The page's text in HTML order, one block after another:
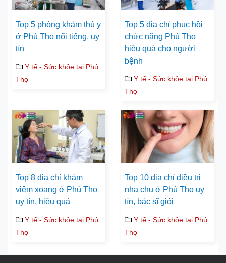
Top 5 phòng khám thú y
ở Phú Thọ nổi tiếng, uy
tín
Y tế - Sức khỏe tại Phú
Thọ
Top 5 địa chỉ phục hồi
chức năng Phú Thọ
hiệu quả cho người
bệnh
Y tế - Sức khỏe tại Phú
Thọ
Top 8 địa chỉ khám
viêm xoang ở Phú Thọ
uy tín, hiệu quả
Y tế - Sức khỏe tại Phú
Thọ
Top 10 địa chỉ điều trị
nha chu ở Phú Thọ uy
tín, bác sĩ giỏi
Y tế - Sức khỏe tại Phú
Thọ